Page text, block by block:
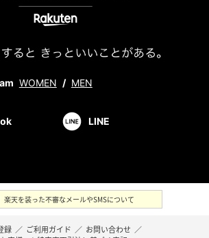
WOMEN / MEN
LINE
楽天を装った不審なメールやSMSについて
録 ／ ご利用ガイド ／ お問い合わせ ／